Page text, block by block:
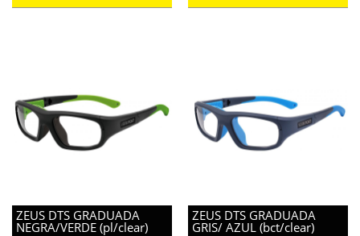
ZEUS DTS GRADUADA
NEGRA/VERDE (pl/clear)
ZEUS DTS GRADUADA
GRIS/ AZUL (bct/clear)